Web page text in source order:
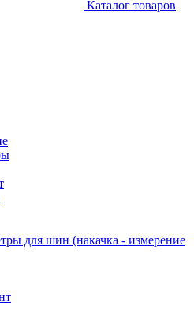
Каталог товаров
для шин (накачка - измерение